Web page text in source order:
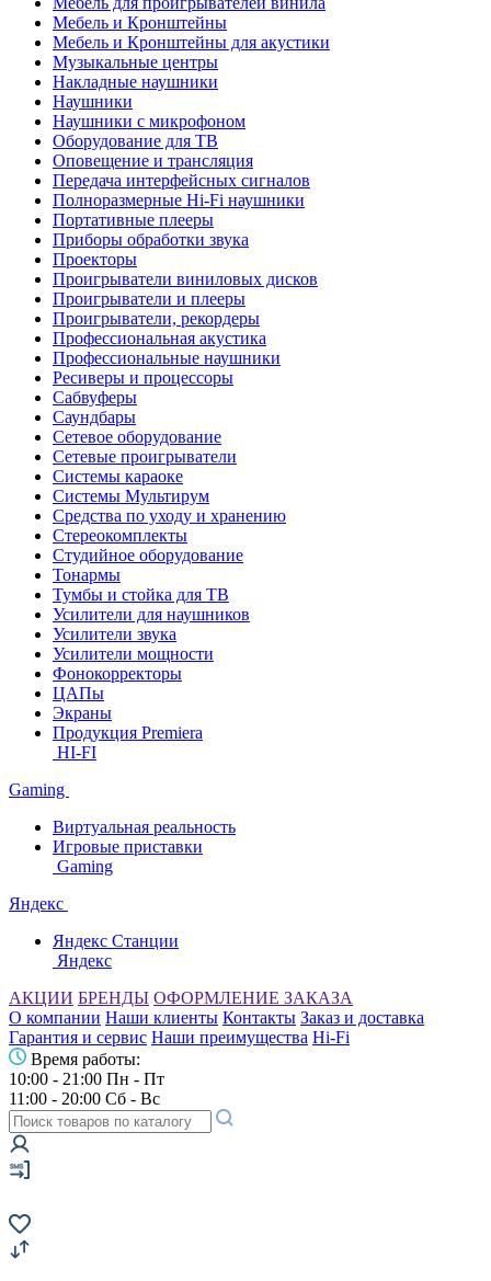
Мебель и Кронштейны
Мебель и Кронштейны для акустики
Музыкальные центры
Накладные наушники
Наушники
Наушники с микрофоном
Оборудование для ТВ
Оповещение и трансляция
Передача интерфейсных сигналов
Полноразмерные Hi-Fi наушники
Портативные плееры
Приборы обработки звука
Проекторы
Проигрыватели виниловых дисков
Проигрыватели и плееры
Проигрыватели, рекордеры
Профессиональная акустика
Профессиональные наушники
Ресиверы и процессоры
Сабвуферы
Саундбары
Сетевое оборудование
Сетевые проигрыватели
Системы караоке
Системы Мультирум
Средства по уходу и хранению
Стереокомплекты
Студийное оборудование
Тонармы
Тумбы и стойка для ТВ
Усилители для наушников
Усилители звука
Усилители мощности
Фонокорректоры
ЦАПы
Экраны
Продукция Premiera
HI-FI
Gaming
Виртуальная реальность
Игровые приставки
Gaming
Яндекс
Яндекс Станции
Яндекс
АКЦИИ БРЕНДЫ ОФОРМЛЕНИЕ ЗАКАЗА
О компании Наши клиенты Контакты Заказ и доставка
Гарантия и сервис Наши преимущества Hi-Fi
Время работы:
10:00 - 21:00 Пн - Пт
11:00 - 20:00 Сб - Вс